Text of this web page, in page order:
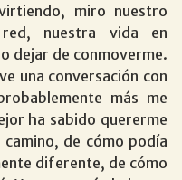
miro nuestro
nuestra vida en
dejar de conmoverme.
una conversación con
más me
ha sabido quererme
de cómo podía
diferente, de cómo